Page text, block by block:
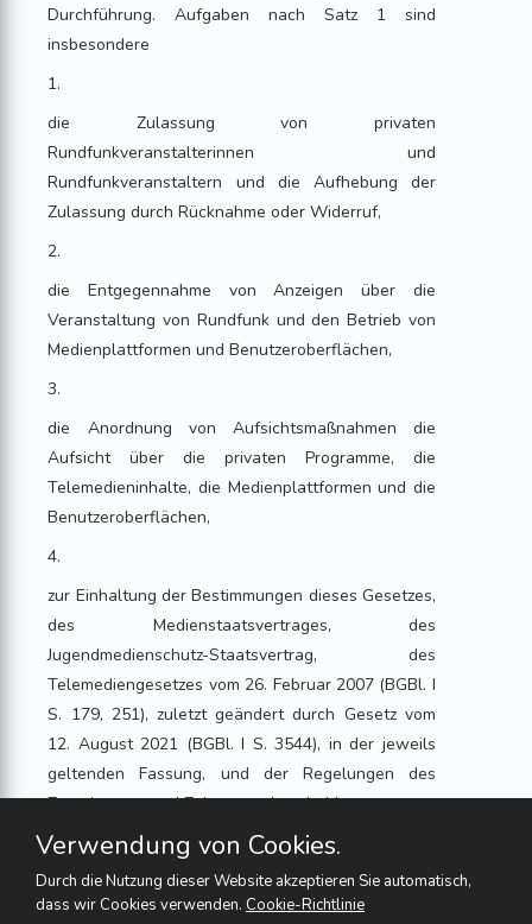
Durchführung. Aufgaben nach Satz 1 sind
insbesondere
1.
die Zulassung von privaten
Rundfunkveranstalterinnen und
Rundfunkveranstaltern und die Aufhebung der
Zulassung durch Rücknahme oder Widerruf,
2.
die Entgegennahme von Anzeigen über die
Veranstaltung von Rundfunk und den Betrieb von
Medienplattformen und Benutzeroberflächen,
3.
die Anordnung von Aufsichtsmaßnahmen die
Aufsicht über die privaten Programme, die
Telemedieninhalte, die Medienplattformen und die
Benutzeroberflächen,
4.
zur Einhaltung der Bestimmungen dieses Gesetzes,
des Medienstaatsvertrages, des
Jugendmedienschutz-Staatsvertrag, des
Telemediengesetzes vom 26. Februar 2007 (BGBl. I
S. 179, 251), zuletzt geändert durch Gesetz vom
12. August 2021 (BGBl. I S. 3544), in der jeweils
geltenden Fassung, und der Regelungen des
Zuweisungs- und Zulassungsbescheids,
5.
die Zuweisung von Übertragungskapazitäten,
Verwendung von Cookies.
Durch die Nutzung dieser Website akzeptieren Sie automatisch,
dass wir Cookies verwenden. Cookie-Richtlinie